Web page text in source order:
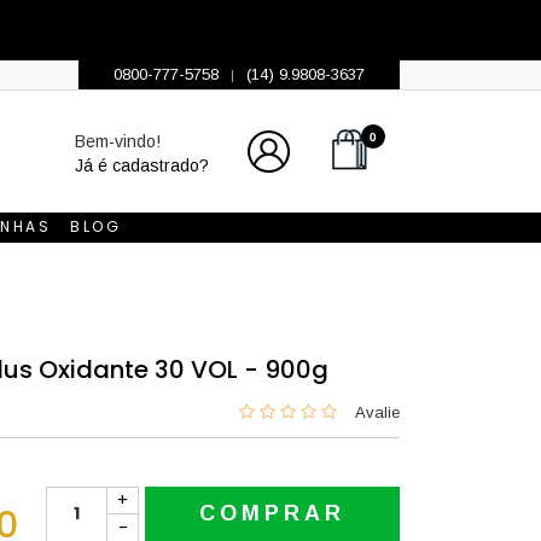
0800-777-5758 | (14) 9.9808-3637
Bem-vindo!
Já é cadastrado?
0
BLOG
Oxidante 30 VOL - 900g
+
-
COMPRAR